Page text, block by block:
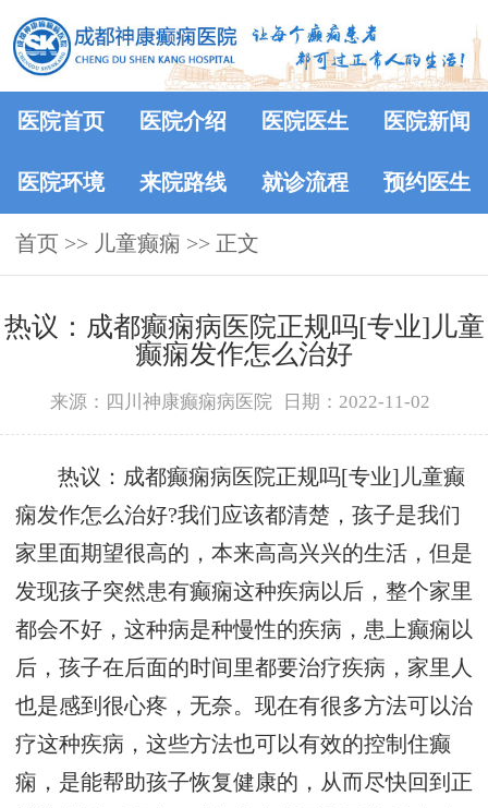
医院首页 医院介绍 医院医生 医院新闻
医院环境 来院路线 就诊流程 预约医生
首页 >> 儿童癫痫 >> 正文
热议：成都癫痫病医院正规吗[专业]儿童
癫痫发作怎么治好
来源：四川神康癫痫病医院 日期：2022-11-02
热议：成都癫痫病医院正规吗[专业]儿童癫
痫发作怎么治好?我们应该都清楚，孩子是我们
家里面期望很高的，本来高高兴兴的生活，但是
发现孩子突然患有癫痫这种疾病以后，整个家里
都会不好，这种病是种慢性的疾病，患上癫痫以
后，孩子在后面的时间里都要治疗疾病，家里人
也是感到很心疼，无奈。现在有很多方法可以治
疗这种疾病，这些方法也可以有效的控制住癫
痫，是能帮助孩子恢复健康的，从而尽快回到正